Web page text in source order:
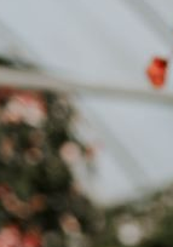
adattarsi a
differenze e
transizione di